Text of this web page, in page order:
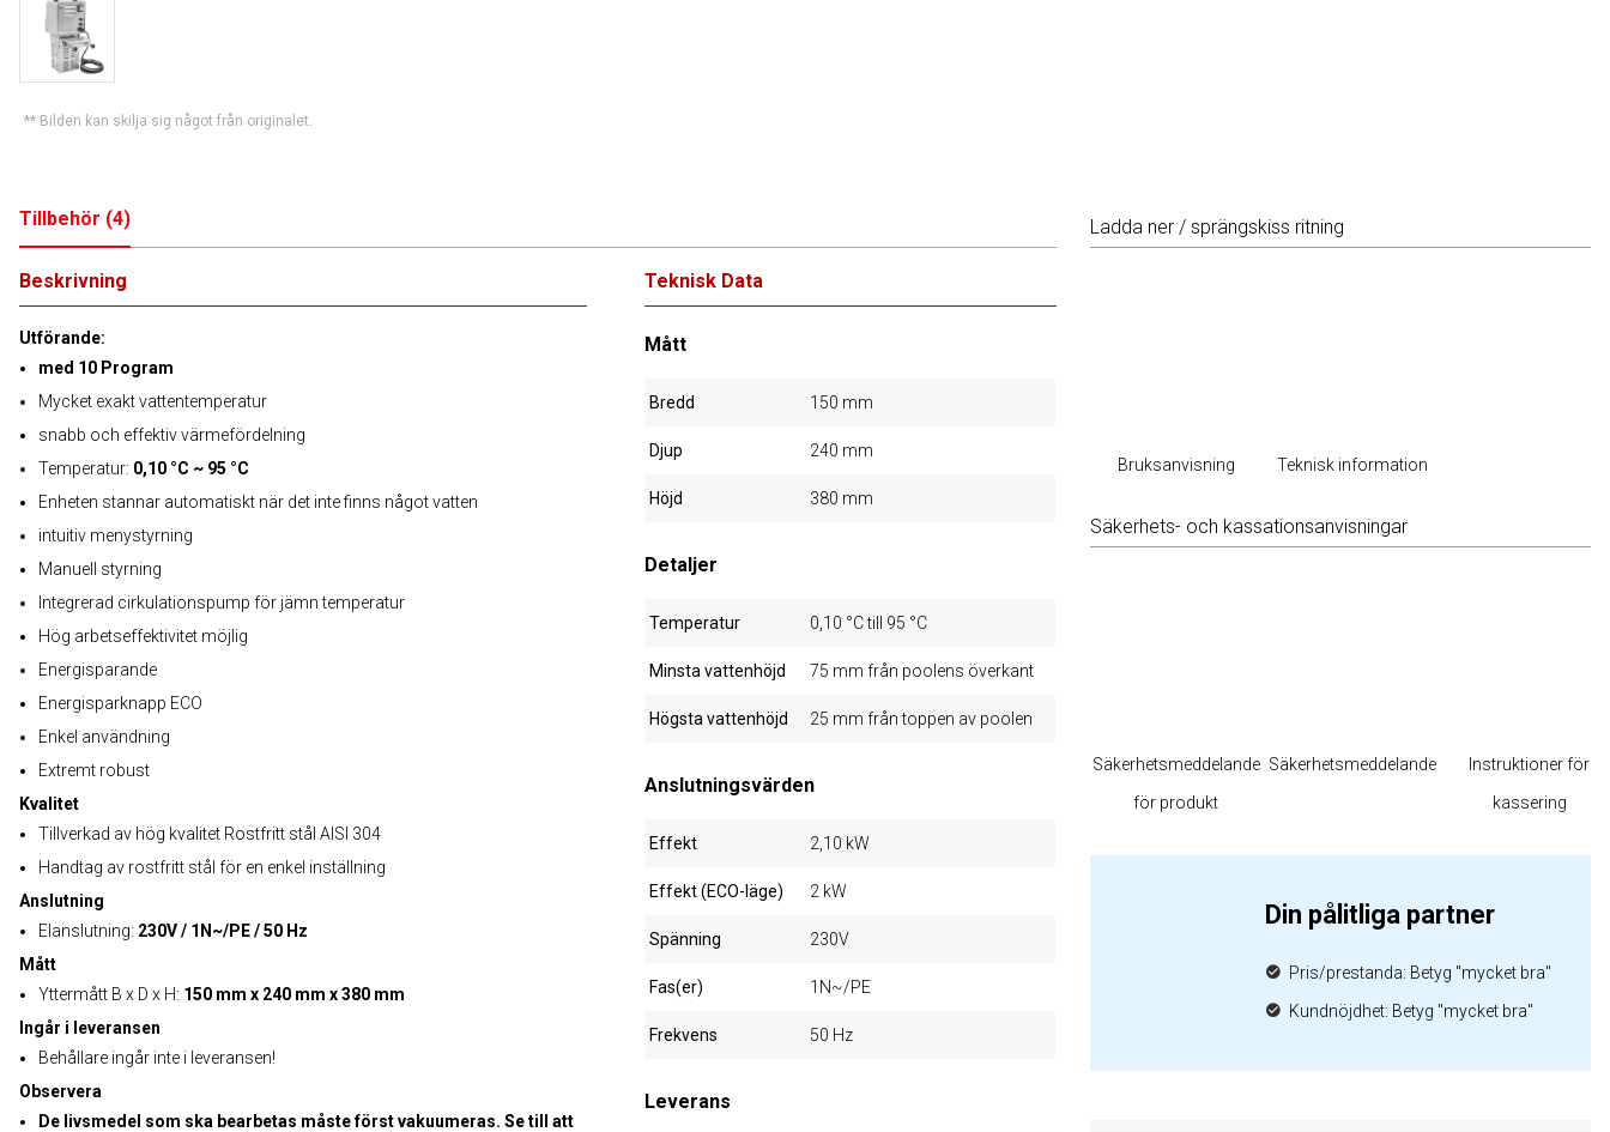
** Bilden kan skilja sig något från originalet.
Tillbehör (4)
Beskrivning
Utförande:
med 10 Program
Mycket exakt vattentemperatur
snabb och effektiv värmefördelning
Temperatur: 0,10 °C ~ 95 °C
Enheten stannar automatiskt när det inte finns något vatten
intuitiv menystyrning
Manuell styrning
Integrerad cirkulationspump för jämn temperatur
Hög arbetseffektivitet möjlig
Energisparande
Energisparknapp ECO
Enkel användning
Extremt robust
Kvalitet
Tillverkad av hög kvalitet Rostfritt stål AISI 304
Handtag av rostfritt stål för en enkel inställning
Anslutning
Elanslutning: 230V / 1N~/PE / 50 Hz
Mått
Yttermått B x D x H: 150 mm x 240 mm x 380 mm
Ingår i leveransen
Behållare ingår inte i leveransen!
Observera
De livsmedel som ska bearbetas måste först vakuumeras. Se till att
Teknisk Data
Mått
Bredd 150 mm
Djup 240 mm
Höjd 380 mm
Detaljer
Temperatur 0,10 °C till 95 °C
Minsta vattenhöjd 75 mm från poolens överkant
Högsta vattenhöjd 25 mm från toppen av poolen
Anslutningsvärden
Effekt 2,10 kW
Effekt (ECO-läge) 2 kW
Spänning 230V
Fas(er) 1N~/PE
Frekvens 50 Hz
Leverans
Ladda ner / sprängskiss ritning
Bruksanvisning Teknisk information
Säkerhets- och kassationsanvisningar
Säkerhetsmeddelande
för produkt
Säkerhetsmeddelande
Instruktioner för
kassering
Din pålitliga partner
Pris/prestanda: Betyg "mycket bra"
Kundnöjdhet: Betyg "mycket bra"